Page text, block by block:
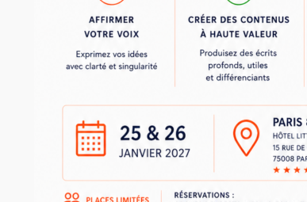
en rédaction, avoir des notions sur
est un plus
les écritures propres au web
leurs compétences
pour le web
groupe